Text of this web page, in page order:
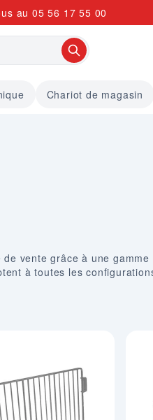
au 05 56 17 55 00
Chariot de magasin
de vente grâce à une gamme
à toutes les
d’organiser vos